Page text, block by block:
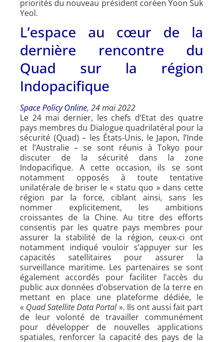
priorités du nouveau président coréen Yoon Suk
Yeol.
L’espace au cœur de la
dernière rencontre du
Quad sur la région
Indopacifique
Space Policy Online, 24 mai 2022
Le 24 mai dernier, les chefs d’Etat des quatre
pays membres du Dialogue quadrilatéral pour la
sécurité (Quad) – les États-Unis, le Japon, l’Inde
et l’Australie – se sont réunis à Tokyo pour
discuter de la sécurité dans la zone
Indopacifique. A cette occasion, ils se sont
notamment opposés à toute tentative
unilatérale de briser le « statu quo » dans cette
région par la force, ciblant ainsi, sans les
nommer explicitement, les ambitions
croissantes de la Chine. Au titre des efforts
consentis par les quatre pays membres pour
assurer la stabilité de la région, ceux-ci ont
notamment indiqué vouloir s’appuyer sur les
capacités satellitaires pour assurer la
surveillance maritime. Les partenaires se sont
également accordés pour faciliter l’accès du
public aux données d’observation de la terre en
mettant en place une plateforme dédiée, le
« Quad Satellite Data Portal». Ils ont aussi fait part
de leur volonté de travailler communément
pour développer de nouvelles applications
spatiales, renforcer la capacité des pays de la